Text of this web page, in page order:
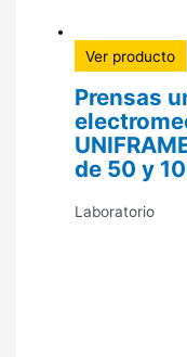
Ver producto
Prensas
de 50 y
Laboratorio